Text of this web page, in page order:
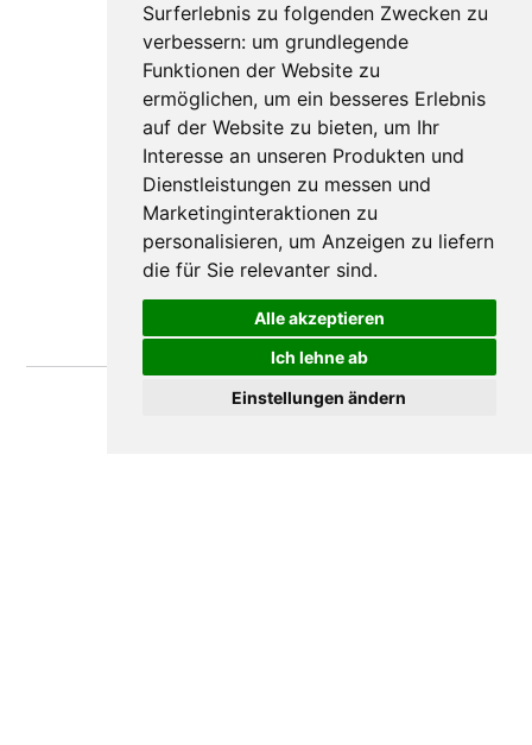
Surferlebnis zu folgenden Zwecken zu
verbessern: um grundlegende
Funktionen der Website zu
ermöglichen, um ein besseres Erlebnis
auf der Website zu bieten, um Ihr
Interesse an unseren Produkten und
Dienstleistungen zu messen und
Marketinginteraktionen zu
personalisieren, um Anzeigen zu liefern
die für Sie relevanter sind.
Alle akzeptieren
Ich lehne ab
Einstellungen ändern